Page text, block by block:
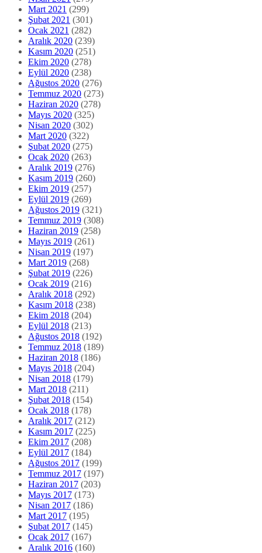
Mart 2021 (299)
Şubat 2021 (301)
Ocak 2021 (282)
Aralık 2020 (239)
Kasım 2020 (251)
Ekim 2020 (278)
Eylül 2020 (238)
Ağustos 2020 (276)
Temmuz 2020 (273)
Haziran 2020 (278)
Mayıs 2020 (325)
Nisan 2020 (302)
Mart 2020 (322)
Şubat 2020 (275)
Ocak 2020 (263)
Aralık 2019 (276)
Kasım 2019 (260)
Ekim 2019 (257)
Eylül 2019 (269)
Ağustos 2019 (321)
Temmuz 2019 (308)
Haziran 2019 (258)
Mayıs 2019 (261)
Nisan 2019 (197)
Mart 2019 (268)
Şubat 2019 (226)
Ocak 2019 (216)
Aralık 2018 (292)
Kasım 2018 (238)
Ekim 2018 (204)
Eylül 2018 (213)
Ağustos 2018 (192)
Temmuz 2018 (189)
Haziran 2018 (186)
Mayıs 2018 (204)
Nisan 2018 (179)
Mart 2018 (211)
Şubat 2018 (154)
Ocak 2018 (178)
Aralık 2017 (212)
Kasım 2017 (225)
Ekim 2017 (208)
Eylül 2017 (184)
Ağustos 2017 (199)
Temmuz 2017 (197)
Haziran 2017 (203)
Mayıs 2017 (173)
Nisan 2017 (186)
Mart 2017 (195)
Şubat 2017 (145)
Ocak 2017 (167)
Aralık 2016 (160)